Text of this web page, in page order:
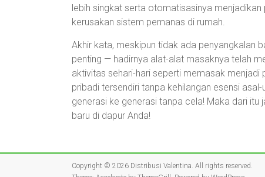
lebih singkat serta otomatisasinya
kerusakan sistem pemanas di rumah.
Akhir kata, meskipun tidak ada penyangkalan
penting — hadirnya alat-alat masaknya telah
aktivitas sehari-hari seperti memasak
pribadi tersendiri tanpa kehilangan esensi
generasi ke generasi tanpa cela! Maka dari
baru di dapur Anda!
Copyright © 2026 Distribusi Valentina. All rights reserved.